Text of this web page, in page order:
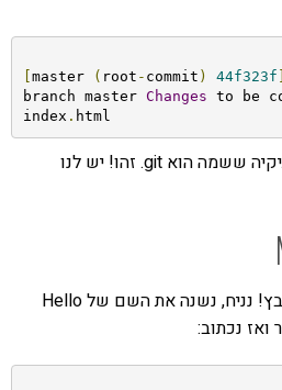
master ( root - commit ) 44f323f
branch master Changes to be
index . html
בתיקית הפרויקט אנו נראה תיקיה ששמה הוא git. זהו! יש לנו
בואו נבצע שינוי כלשהו בקובץ! נניח, נשנה את השם של Hello